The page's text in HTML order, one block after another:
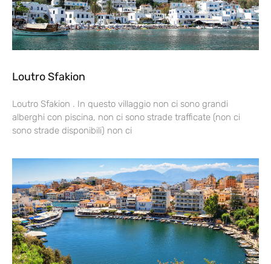
Loutro Sfakion
Loutro Sfakion . In questo villaggio non ci sono grandi
alberghi con piscina, non ci sono strade trafficate (non ci
sono strade disponibili) non ci